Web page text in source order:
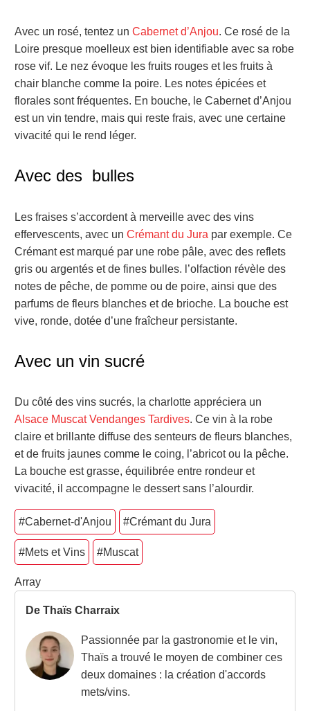
Avec un rosé, tentez un Cabernet d’Anjou. Ce rosé de la
Loire presque moelleux est bien identifiable avec sa robe
rose vif. Le nez évoque les fruits rouges et les fruits à
chair blanche comme la poire. Les notes épicées et
florales sont fréquentes. En bouche, le Cabernet d’Anjou
est un vin tendre, mais qui reste frais, avec une certaine
vivacité qui le rend léger.
Avec des bulles
Les fraises s’accordent à merveille avec des vins
effervescents, avec un Crémant du Jura par exemple. Ce
Crémant est marqué par une robe pâle, avec des reflets
gris ou argentés et de fines bulles. l’olfaction révèle des
notes de pêche, de pomme ou de poire, ainsi que des
parfums de fleurs blanches et de brioche. La bouche est
vive, ronde, dotée d’une fraîcheur persistante.
Avec un vin sucré
Du côté des vins sucrés, la charlotte appréciera un
Alsace Muscat Vendanges Tardives. Ce vin à la robe
claire et brillante diffuse des senteurs de fleurs blanches,
et de fruits jaunes comme le coing, l’abricot ou la pêche.
La bouche est grasse, équilibrée entre rondeur et
vivacité, il accompagne le dessert sans l’alourdir.
#Cabernet-d'Anjou #Crémant du Jura
#Mets et Vins #Muscat
Array
De Thaïs Charraix
Passionnée par la gastronomie et le vin,
Thaïs a trouvé le moyen de combiner ces
deux domaines : la création d'accords
mets/vins.